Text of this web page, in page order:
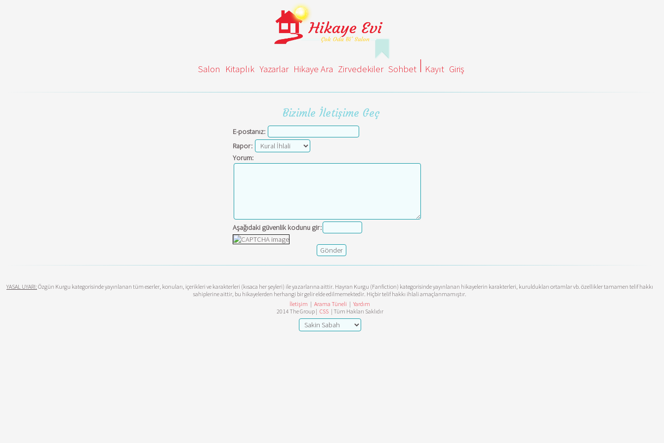
Salon Kitaplık Yazarlar Hikaye Ara Zirvedekiler Sohbet Kayıt Giriş
Bizimle İletişime Geç
E-postanız:
Rapor:
Yorum:
Aşağıdaki güvenlik kodunu gir:
YASAL UYARI: Özgün Kurgu kategorisinde yayınlanan tüm eserler, konuları, içerikleri ve karakterleri (kısaca her şeyleri) ile yazarlarına aittir. Hayran Kurgu (Fanfiction) kategorisinde yayınlanan hikayelerin karakterleri, kuruldukları ortamlar vb. özellikler tamamen telif hakkı
sahiplerine aittir, bu hikayelerden herhangi bir gelir elde edilmemektedir. Hiçbir telif hakkı ihlali amaçlanmamıştır.
İletişim | Arama Tüneli | Yardım
2014 The Group | CSS | Tüm Hakları Saklıdır